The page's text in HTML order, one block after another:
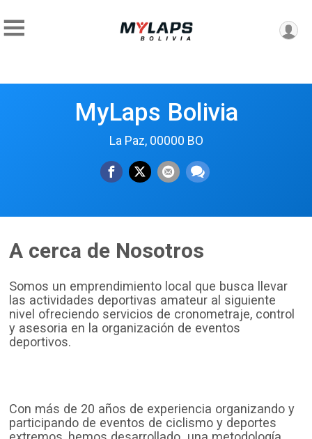
MyLaps Bolivia
La Paz, 00000 BO
A cerca de Nosotros
Somos un emprendimiento local que busca llevar
las actividades deportivas amateur al siguiente
nivel ofreciendo servicios de cronometraje, control
y asesoria en la organización de eventos
deportivos.
Con más de 20 años de experiencia organizando y
participando de eventos de ciclismo y deportes